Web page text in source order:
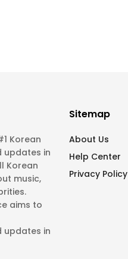
Korean
updates in
Korean
music,
aims to
updates in
Sitemap
About Us
Help Center
Privacy Policy